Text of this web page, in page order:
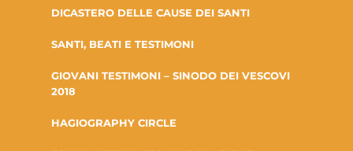
DICASTERO DELLE CAUSE DEI SANTI
SANTI, BEATI E TESTIMONI
GIOVANI TESTIMONI – SINODO DEI VESCOVI
2018
HAGIOGRAPHY CIRCLE